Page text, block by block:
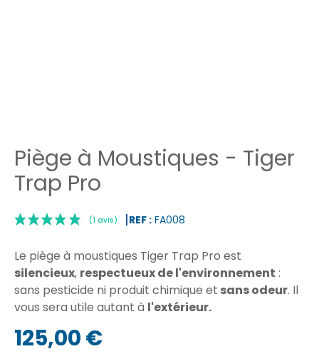
Piège à Moustiques - Tiger
Trap Pro
REF : FA008
Le piège à moustiques Tiger Trap Pro est
silencieux, respectueux de l'environnement :
sans pesticide ni produit chimique et sans odeur. Il
vous sera utile autant à l'extérieur.
125,00 €